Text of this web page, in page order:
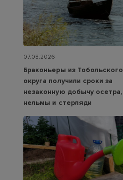
07.08.2026
Браконьеры из Тобольского
округа получили сроки за
незаконную добычу осетра,
нельмы и стерляди